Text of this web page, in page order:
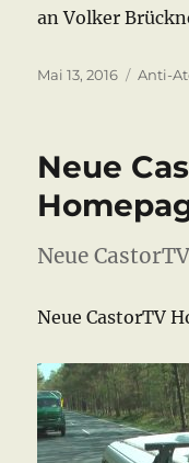
an Volker
Veröffentlicht
Mai 13, 2016 Anti-
Neue
Neue
Neue CastorTV